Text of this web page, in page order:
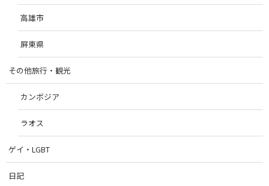
高雄市
屏東県
その他旅行・観光
カンボジア
ラオス
ゲイ・LGBT
日記